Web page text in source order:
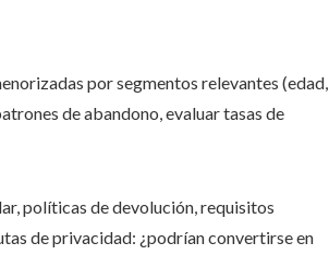
por segmentos relevantes (edad,
de abandono, evaluar tasas de
políticas de devolución, requisitos
de privacidad: ¿podrían convertirse en